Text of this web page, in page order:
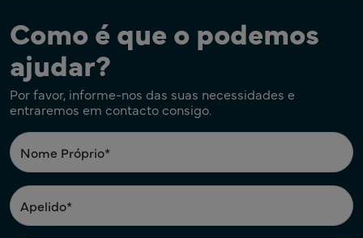
Como é que o podemos
ajudar?
Por favor, informe-nos das suas necessidades e
entraremos em contacto consigo.